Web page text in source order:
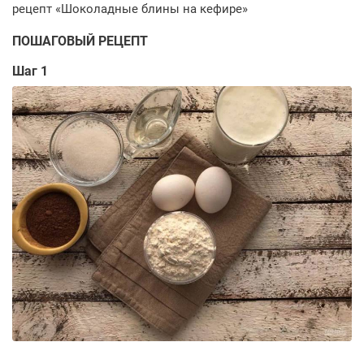
ПОШАГОВЫЙ РЕЦЕПТ
Шаг 1